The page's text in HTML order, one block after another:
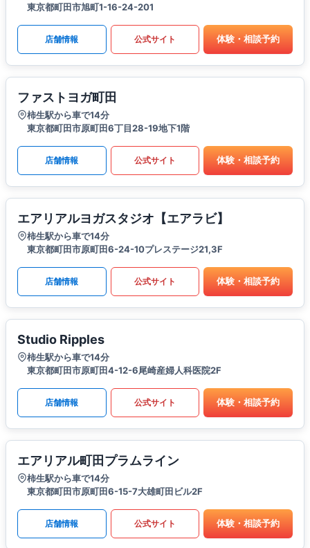
東京都町田市旭町1-16-24-201
店舗情報 公式サイト 体験・相談予約
ファストヨガ町田
柿生駅から車で14分
東京都町田市原町田6丁目28-19地下1階
店舗情報 公式サイト 体験・相談予約
エアリアルヨガスタジオ【エアラビ】
柿生駅から車で14分
東京都町田市原町田6-24-10プレステージ21,3F
店舗情報 公式サイト 体験・相談予約
Studio Ripples
柿生駅から車で14分
東京都町田市原町田4-12-6尾崎産婦人科医院2F
店舗情報 公式サイト 体験・相談予約
エアリアル町田プラムライン
柿生駅から車で14分
東京都町田市原町田6-15-7大雄町田ビル2F
店舗情報 公式サイト 体験・相談予約